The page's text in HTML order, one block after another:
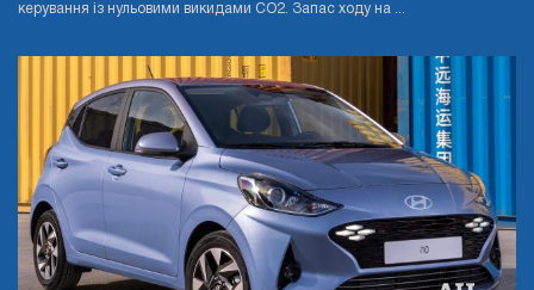
керування із нульовими викидами CO2. Запас ходу на ...